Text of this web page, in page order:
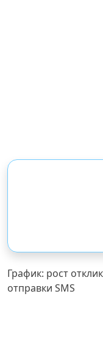
График: рост
отправки SMS